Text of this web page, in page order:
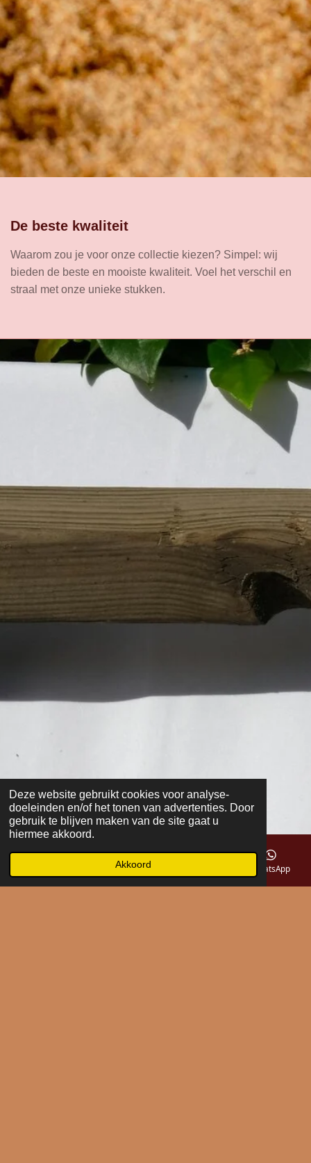
Deze website gebruikt cookies voor analyse-
doeleinden en/of het tonen van advertenties. Door
gebruik te blijven maken van de site gaat u
hiermee akkoord.
Akkoord
De beste kwaliteit
Waarom zou je voor onze collectie kiezen? Simpel: wij
bieden de beste en mooiste kwaliteit. Voel het verschil en
straal met onze unieke stukken.
Telefoonnummer WhatsApp